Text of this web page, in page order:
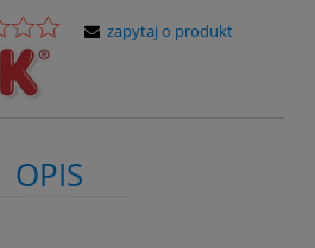
zapytaj o produkt
OPIS